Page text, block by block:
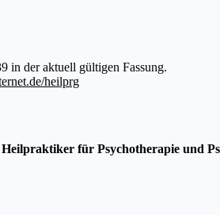
in der aktuell gültigen Fassung.
heilprg
für Psychotherapie und